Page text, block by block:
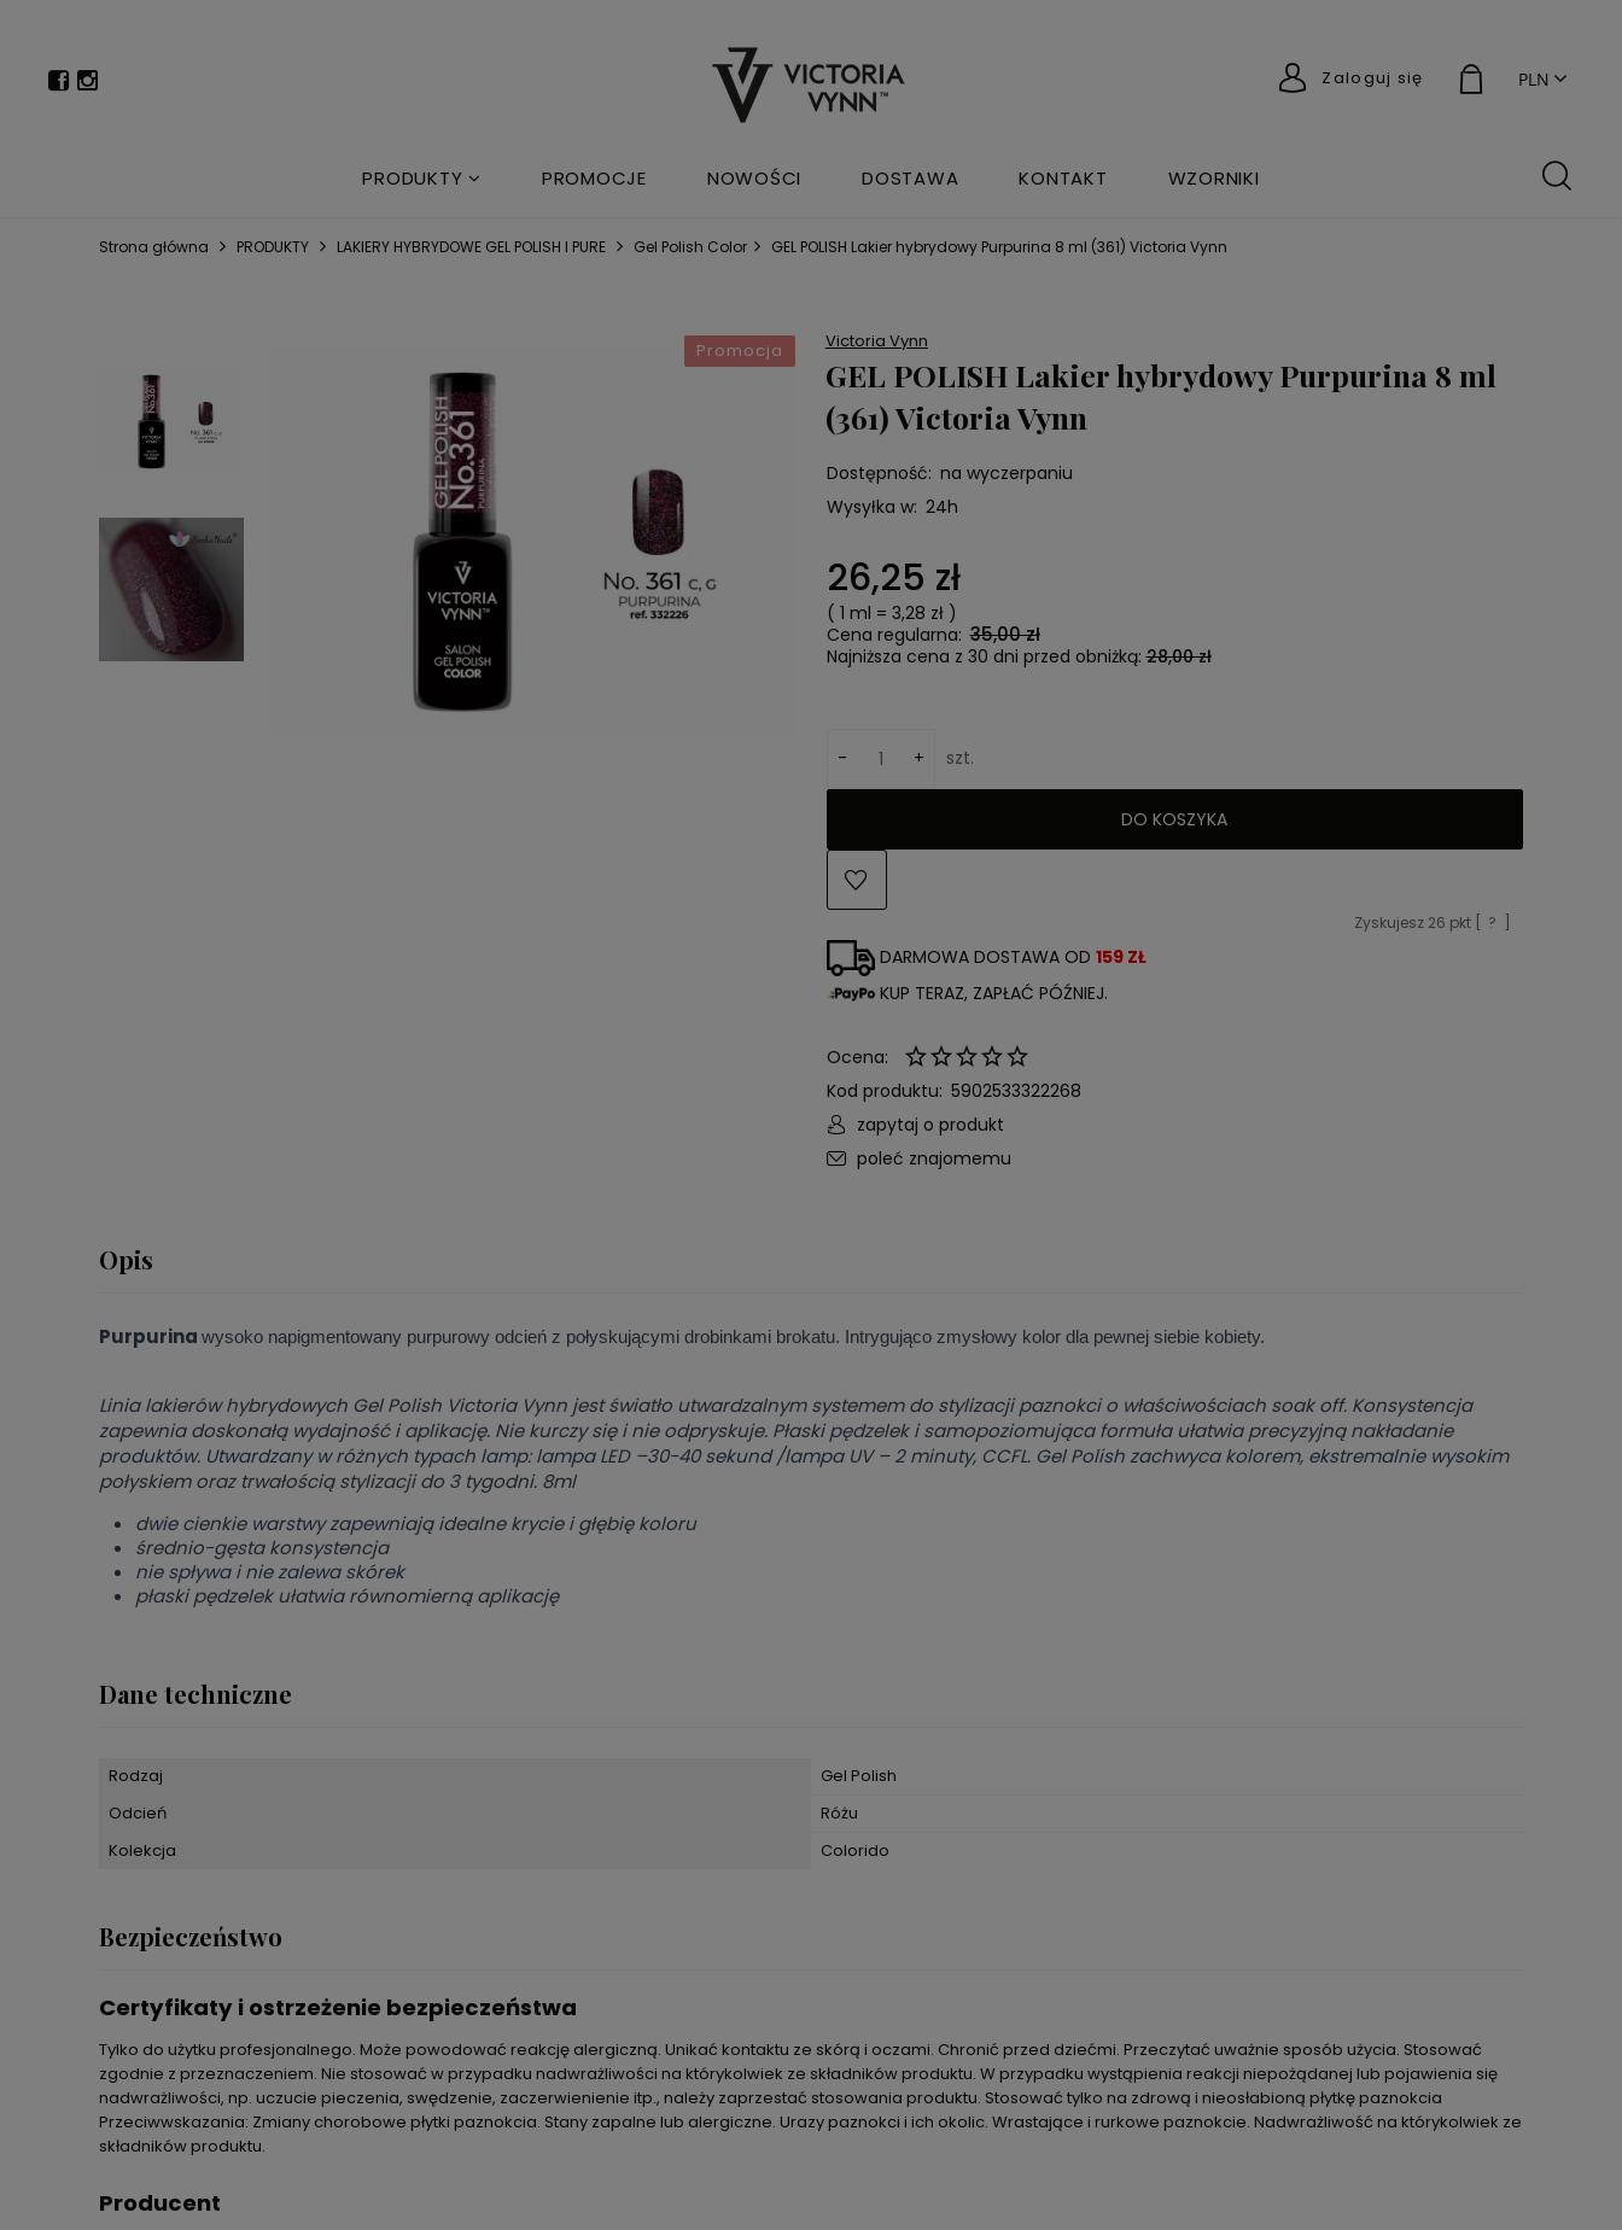
Zaloguj się
PRODUKTY PROMOCJE NOWOŚCI DOSTAWA KONTAKT WZORNIKI
Strona główna PRODUKTY LAKIERY HYBRYDOWE GEL POLISH I PURE Gel Polish Color GEL POLISH Lakier hybrydowy Purpurina 8 ml (361) Victoria Vynn
Victoria Vynn
GEL POLISH Lakier hybrydowy Purpurina 8 ml
(361) Victoria Vynn
Promocja
Dostępność: na wyczerpaniu
Wysyłka w: 24h
26,25 zł
( 1 ml = 3,28 zł )
Cena regularna: 35,00 zł
Najniższa cena z 30 dni przed obniżką:28,00 zł
- + szt.
DO KOSZYKA
Zyskujesz 26 pkt [ ?
DARMOWA DOSTAWA OD 159 ZŁ
KUP TERAZ, ZAPŁAĆ PÓŹNIEJ.
Ocena:
Kod produktu: 5902533322268
zapytaj o produkt
poleć znajomemu
Opis
Purpurina wysoko napigmentowany purpurowy odcień z połyskującymi drobinkami brokatu. Intrygująco zmysłowy kolor dla pewnej siebie kobiety.
Linia lakierów hybrydowych Gel Polish Victoria Vynn jest światło utwardzalnym systemem do stylizacji paznokci o właściwościach soak off. Konsystencja
zapewnia doskonałą wydajność i aplikację. Nie kurczy się i nie odpryskuje. Płaski pędzelek i samopoziomująca formuła ułatwia precyzyjną nakładanie
produktów. Utwardzany w różnych typach lamp: lampa LED –30-40 sekund /lampa UV – 2 minuty, CCFL. Gel Polish zachwyca kolorem, ekstremalnie wysokim
połyskiem oraz trwałością stylizacji do 3 tygodni. 8ml
dwie cienkie warstwy zapewniają idealne krycie i głębię koloru
średnio-gęsta konsystencja
nie spływa i nie zalewa skórek
płaski pędzelek ułatwia równomierną aplikację
Dane techniczne
Rodzaj
Gel Polish
Odcień
Różu
Kolekcja
Colorido
Bezpieczeństwo
Certyfikaty i ostrzeżenie bezpieczeństwa
Tylko do użytku profesjonalnego. Może powodować reakcję alergiczną. Unikać kontaktu ze skórą i oczami. Chronić przed dziećmi. Przeczytać uważnie sposób użycia. Stosować
zgodnie z przeznaczeniem. Nie stosować w przypadku nadwrażliwości na którykolwiek ze składników produktu. W przypadku wystąpienia reakcji niepożądanej lub pojawienia się
nadwrażliwości, np. uczucie pieczenia, swędzenie, zaczerwienienie itp., należy zaprzestać stosowania produktu. Stosować tylko na zdrową i nieosłabioną płytkę paznokcia
Przeciwwskazania: Zmiany chorobowe płytki paznokcia. Stany zapalne lub alergiczne. Urazy paznokci i ich okolic. Wrastające i rurkowe paznokcie. Nadwrażliwość na którykolwiek ze
składników produktu.
Producent